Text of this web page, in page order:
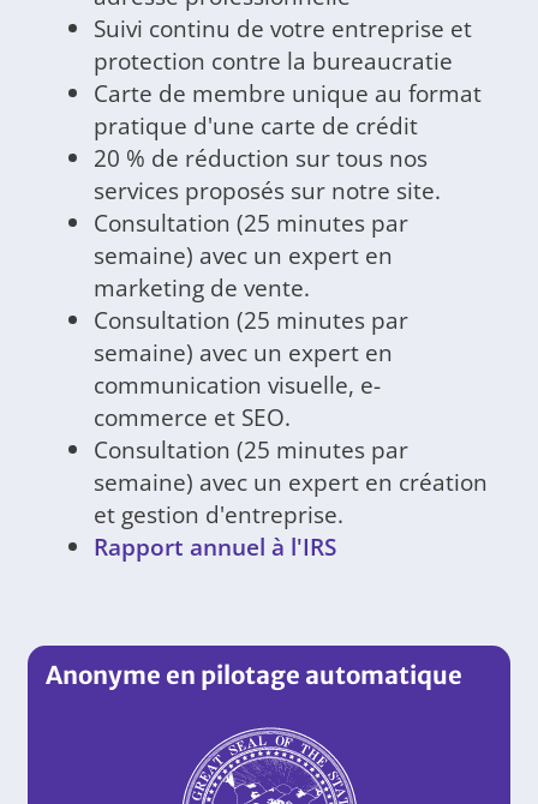
Suivi continu de votre entreprise et
protection contre la bureaucratie
Carte de membre unique au format
pratique d'une carte de crédit
20 % de réduction sur tous nos
services proposés sur notre site.
Consultation (25 minutes par
semaine) avec un expert en
marketing de vente.
Consultation (25 minutes par
semaine) avec un expert en
communication visuelle, e-
commerce et SEO.
Consultation (25 minutes par
semaine) avec un expert en création
et gestion d'entreprise.
Rapport annuel à l'IRS
Anonyme en pilotage automatique